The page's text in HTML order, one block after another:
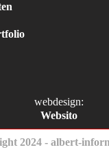
webdesign:
Websito
2024 - albert-